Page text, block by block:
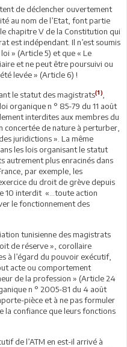
de déclencher ouvertement
au nom de l’Etat, font partie
chapitre V de la Constitution qui
est indépendant. Il n’est soumis
» (Article 5) et que « Le
et ne peut être poursuivi ou
levée » (Article 6) !
le statut des magistrats(1)
organique n ° 85-79 du 11 août
interdites aux membres du
de nature à perturber,
juridictions ». La même
les lois organisant le statut
autrement plus enracinés dans
par exemple, les
du droit de grève depuis
10 interdit «…toute action
le fonctionnement des
tunisienne des magistrats
de réserve », corollaire
à l’égard du pouvoir exécutif,
acte ou comportement
de la profession » (Article 24
n ° 2005-81 du 4 août
pièce et à ne pas formuler
la confiance que leurs fonctions
de l’ATM en est-il arrivé à